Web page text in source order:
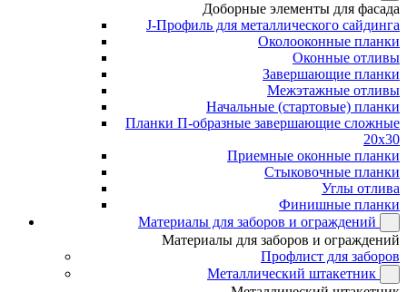
Доборные элементы для фасада
J-Профиль для металлического сайдинга
Околооконные планки
Оконные отливы
Завершающие планки
Межэтажные отливы
Начальные (стартовые) планки
Планки П-образные завершающие сложные
20x30
Приемные оконные планки
Стыковочные планки
Углы отлива
Финишные планки
Материалы для заборов и ограждений
Материалы для заборов и ограждений
Профлист для заборов
Металлический штакетник